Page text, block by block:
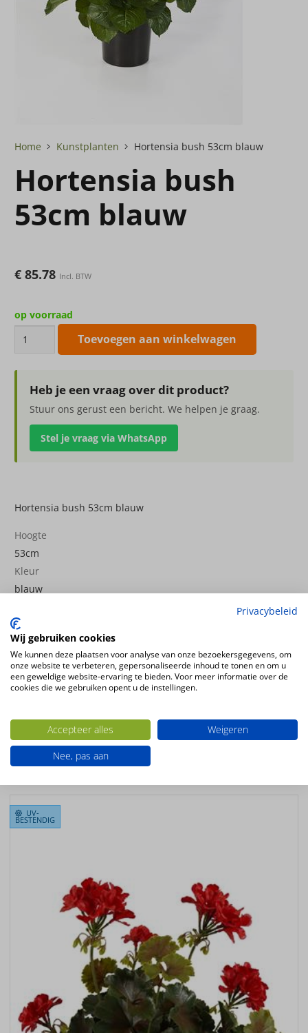
Home Kunstplanten Hortensia bush 53cm blauw
Hortensia bush
53cm blauw
€ 85.78 Incl. BTW
op voorraad
53cm
blauw
aantal
Toevoegen aan winkelwagen
Heb je een vraag over dit product?
Stuur ons gerust een bericht. We helpen je graag.
Stel je vraag via WhatsApp
Hortensia bush 53cm blauw
Hoogte
53cm
Kleur
blauw
Hortensia
Plantsoort
Hortensia
Productsoort
kunstplanten
Staande kunstplant in plastic pot
UV-
BESTENDIG
Privacybeleid
Wij gebruiken cookies
We kunnen deze plaatsen voor analyse van onze bezoekersgegevens, om
onze website te verbeteren, gepersonaliseerde inhoud te tonen en om u
een geweldige website-ervaring te bieden. Voor meer informatie over de
cookies die we gebruiken opent u de instellingen.
Accepteer alles
Weigeren
Nee, pas aan